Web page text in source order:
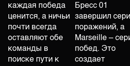
каждая победа
ценится, а ничьи
почти всегда
оставляют обе
команды в
поиске пути к
Бресс 01
завершил
поражений, а
Marseille –
побед. Это
создает